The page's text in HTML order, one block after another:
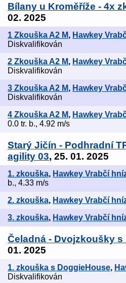
Bílany u Kroměříže - 4x
02. 2025
1 Zkouška A2 M, Hawkey
Diskvalifikován
2 Zkouška A2 M, Hawkey
Diskvalifikován
3 Zkouška A2 M, Hawkey
Diskvalifikován
4 Zkouška A2 M, Hawkey
0.0 tr. b., 4.92 m/s
Starý Jičín - Podhradní
agility 03, 25. 01. 2025
1. zkouška, Hawkey Vrabčí
b., 4.33 m/s
2. zkouška, Hawkey Vrabčí
3. zkouška, Hawkey Vrabčí
Čeladná - Dvojzkoušky s
01. 2025
1. zkouška s DoggieHouse,
Diskvalifikován